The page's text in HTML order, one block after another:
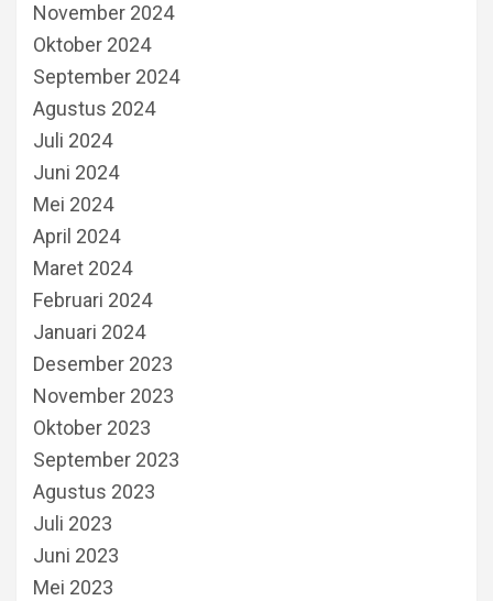
November 2024
Oktober 2024
September 2024
Agustus 2024
Juli 2024
Juni 2024
Mei 2024
April 2024
Maret 2024
Februari 2024
Januari 2024
Desember 2023
November 2023
Oktober 2023
September 2023
Agustus 2023
Juli 2023
Juni 2023
Mei 2023